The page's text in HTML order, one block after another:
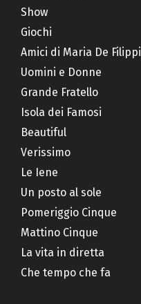
Show
Giochi
Amici di Maria De Filippi
Uomini e Donne
Grande Fratello
Isola dei Famosi
Beautiful
Verissimo
Le Iene
Un posto al sole
Pomeriggio Cinque
Mattino Cinque
La vita in diretta
Che tempo che fa